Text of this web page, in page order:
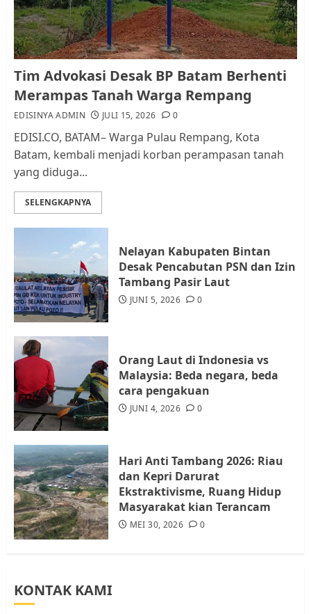
1
AGUSTUS 1, 2026 0
Kader Pajak jadi Penghubung
Pemerintah dan Masyarakat di
Lingkungan RT/RW
AGUSTUS 1, 2026
4
Warga Rempang Ajukan
Audiensi dengan Wali Kota
5
Tim Advokasi Desak BP Batam
Berhenti Merampas Tanah
Tim Advokasi Desak BP Batam Berhenti
Merampas Tanah Warga Rempang
EDISINYA ADMIN JULI 15, 2026 0
EDISI.CO, BATAM– Warga Pulau Rempang, Kota
Batam, kembali menjadi korban perampasan tanah
yang diduga...
SELENGKAPNYA
Nelayan Kabupaten Bintan
Desak Pencabutan PSN dan Izin
Tambang Pasir Laut
JUNI 5, 2026 0
Orang Laut di Indonesia vs
Malaysia: Beda negara, beda
cara pengakuan
JUNI 4, 2026 0
Hari Anti Tambang 2026: Riau
dan Kepri Darurat
Ekstraktivisme, Ruang Hidup
Masyarakat kian Terancam
MEI 30, 2026 0
KONTAK KAMI